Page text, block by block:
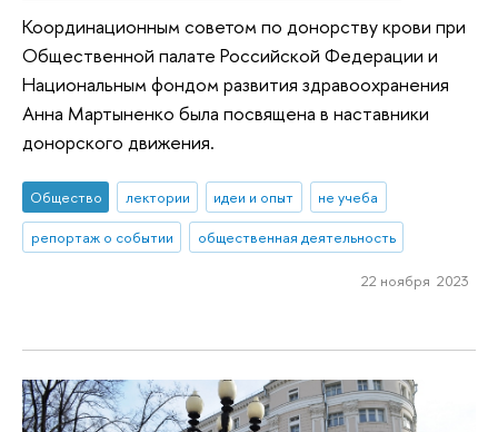
Координационным советом по донорству крови при
Общественной палате Российской Федерации и
Национальным фондом развития здравоохранения
Анна Мартыненко была посвящена в наставники
донорского движения.
Общество лектории идеи и опыт
не учеба
репортаж о событии
общественная деятельность
22 ноября 2023